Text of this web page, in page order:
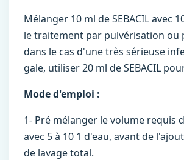
Mélanger 10 ml de SEBACIL avec
le traitement par pulvérisation ou
dans le cas d'une très sérieuse
gale, utiliser 20 ml de SEBACIL
Mode d'emploi :
1- Pré mélanger le volume requis
avec 5 à 10 1 d'eau, avant de
de lavage total.